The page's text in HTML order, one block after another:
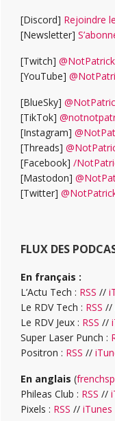
[Discord] Rejoindre
[Newsletter]
[Twitch] @NotPatrick
[YouTube]
[BlueSky]
[TikTok]
[Instagram]
[Threads]
[Facebook] /
[Mastodon]
[Twitter]
FLUX DES
En français :
L’Actu Tech : RSS //
Le RDV Tech : RSS //
Le RDV Jeux : RSS //
Super Laser Punch :
Positron : RSS //
En anglais (
Phileas Club : RSS //
Pixels : RSS // iTunes